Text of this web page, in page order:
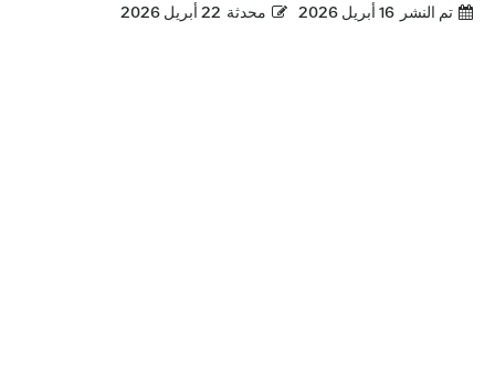
تم النشر 16 أبريل 2026 محدثة 22 أبريل 2026